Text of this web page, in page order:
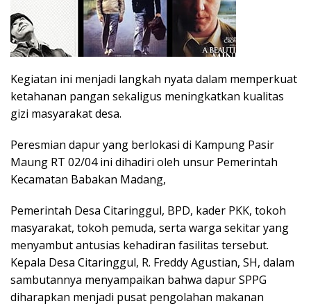
Kegiatan ini menjadi langkah nyata dalam memperkuat
ketahanan pangan sekaligus meningkatkan kualitas
gizi masyarakat desa.
Peresmian dapur yang berlokasi di Kampung Pasir
Maung RT 02/04 ini dihadiri oleh unsur Pemerintah
Kecamatan Babakan Madang,
Pemerintah Desa Citaringgul, BPD, kader PKK, tokoh
masyarakat, tokoh pemuda, serta warga sekitar yang
menyambut antusias kehadiran fasilitas tersebut.
Kepala Desa Citaringgul, R. Freddy Agustian, SH, dalam
sambutannya menyampaikan bahwa dapur SPPG
diharapkan menjadi pusat pengolahan makanan